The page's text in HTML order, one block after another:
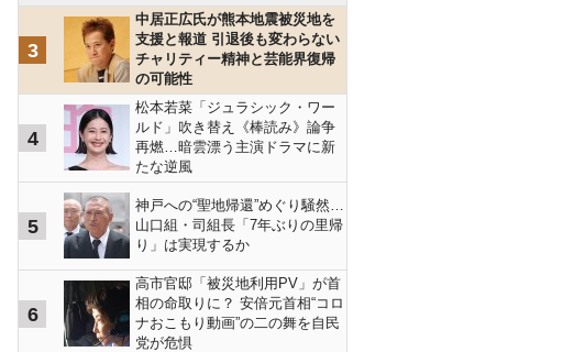
3
中居正広氏が熊本地震被災地を
支援と報道 引退後も変わらない
チャリティー精神と芸能界復帰
の可能性
4
松本若菜「ジュラシック・ワー
ルド」吹き替え《棒読み》論争
再燃…暗雲漂う主演ドラマに新
たな逆風
5
神戸への“聖地帰還”めぐり騒然…
山口組・司組長「7年ぶりの里帰
り」は実現するか
6
高市官邸「被災地利用PV」が首
相の命取りに？ 安倍元首相“コロ
ナおこもり動画”の二の舞を自民
党が危惧